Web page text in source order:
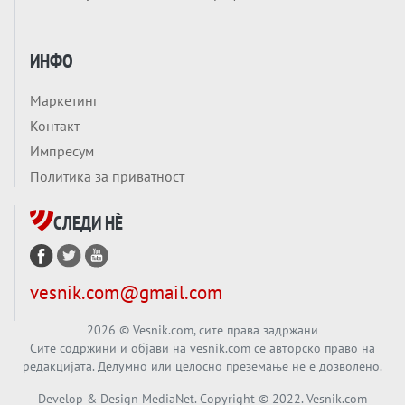
европската уметност за уредување на
голем потрес?
Вечер тема
Што значи тоа за СТРАТЕШКИОТ ЈАЗИК
ВО СВЕТОТ?
Вечер тема
Брисел ги менува правилата за
ИНФО
Маркетинг
Контакт
Импресум
Политика за приватност
СЛЕДИ НÈ
vesnik.com@gmail.com
2026 © Vesnik.com, сите права задржани
Сите содржини и објави на vesnik.com се авторско право на
редакцијата. Делумно или целосно преземање не е дозволено.
Develop & Design MediaNet. Copyright © 2022. Vesnik.com